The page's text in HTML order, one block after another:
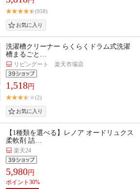
(958)
洗濯槽クリーナー らくらくドラム式洗濯
槽まるごと…
リビングート 楽天市場店
1,518円
(2)
【1種類を選べる】レノア オードリュクス
柔軟剤 詰…
楽天24
5,980円
ポイント30%